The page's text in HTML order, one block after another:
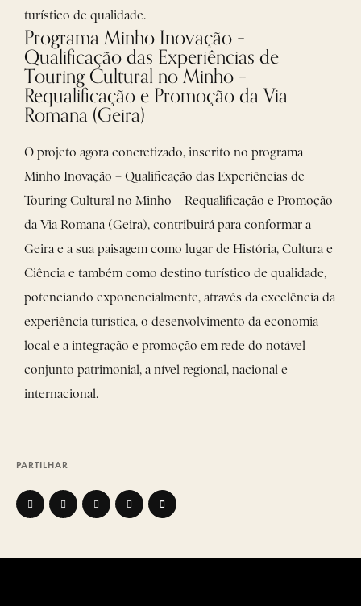
turístico de qualidade.
Programa Minho Inovação –
Qualificação das Experiências de
Touring Cultural no Minho –
Requalificação e Promoção da Via
Romana (Geira)
O projeto agora concretizado, inscrito no programa
Minho Inovação – Qualificação das Experiências de
Touring Cultural no Minho – Requalificação e Promoção
da Via Romana (Geira), contribuirá para conformar a
Geira e a sua paisagem como lugar de História, Cultura e
Ciência e também como destino turístico de qualidade,
potenciando exponencialmente, através da excelência da
experiência turística, o desenvolvimento da economia
local e a integração e promoção em rede do notável
conjunto patrimonial, a nível regional, nacional e
internacional.
PARTILHAR